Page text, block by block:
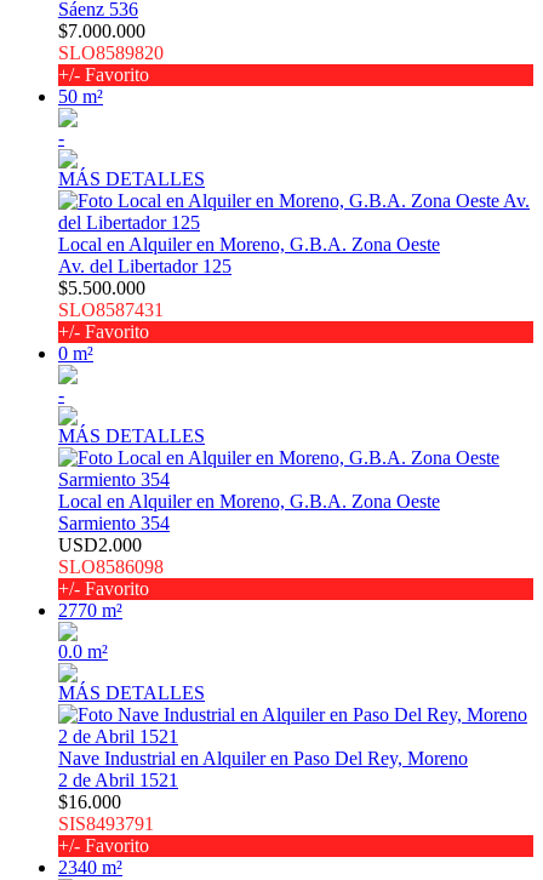
Sáenz 536
$7.000.000
SLO8589820
+/- Favorito
50 m²
-
MÁS DETALLES
Local en Alquiler en Moreno, G.B.A. Zona Oeste
Av. del Libertador 125
$5.500.000
SLO8587431
+/- Favorito
0 m²
-
MÁS DETALLES
Local en Alquiler en Moreno, G.B.A. Zona Oeste
Sarmiento 354
USD2.000
SLO8586098
+/- Favorito
2770 m²
0.0 m²
MÁS DETALLES
Nave Industrial en Alquiler en Paso Del Rey, Moreno
2 de Abril 1521
$16.000
SIS8493791
+/- Favorito
2340 m²